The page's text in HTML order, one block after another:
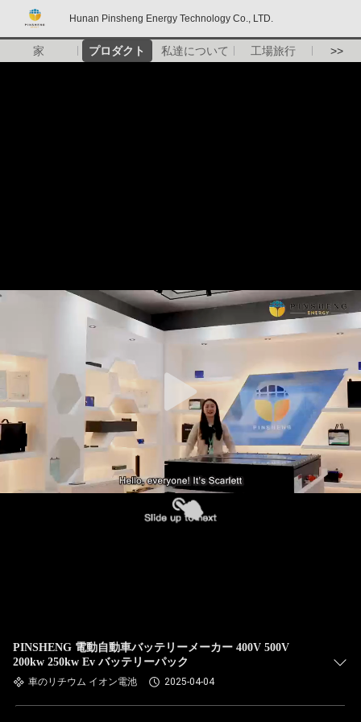
Hunan Pinsheng Energy Technology Co., LTD.
家 プロダクト 私達について 工場旅行 >>
PINSHENG 電動自動車バッテリーメーカー 400V 500V
200kw 250kw Ev バッテリーパック
車のリチウム イオン電池 2025-04-04